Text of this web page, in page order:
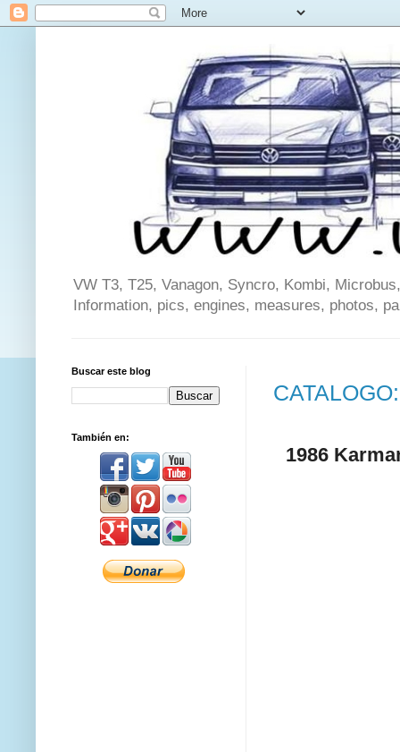
VW T3, T25, Vanagon, Syncro, Kombi,
Information, pics, engines, measures, photos,
1986
Buscar este blog
También en: